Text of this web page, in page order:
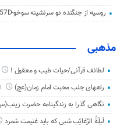
روسیه از جنگنده دو سرنشینه سوخو-57D رونمایی کرد
مذهبی
لطائف قرآنی/حیات طیب و معقول !
راههای جلب محبت امام زمان(عج)
نگاهی گذرا به زندگینامه حضرت
لَیلَةُ الرَّغائِب شبی که باید غنیمت شمرد